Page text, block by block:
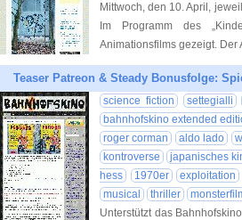
Mittwoch, den 10. April,
Im Programm des
Animationsfilms gezeigt. Der
Teaser Patreon & Steady Bonusfolge:
science fiction settegialli
bahnhofskino extended
roger corman
aldo lado
kontroverse
japanisches
hess
1970er exploitation
musical
thriller
Unterstützt das